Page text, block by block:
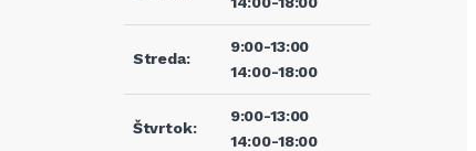
Streda:
9:00-13:00
14:00-18:00
Štvrtok:
9:00-13:00
14:00-18:00